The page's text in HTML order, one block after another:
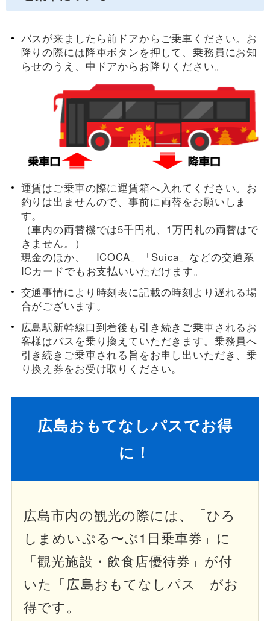
バスが来ましたら前ドアからご乗車ください。お
降りの際には降車ボタンを押して、乗務員にお知
らせのうえ、中ドアからお降りください。
運賃はご乗車の際に運賃箱へ入れてください。お
釣りは出ませんので、事前に両替をお願いしま
す。
（車内の両替機では5千円札、1万円札の両替はで
きません。）
現金のほか、「ICOCA」「Suica」などの交通系
ICカードでもお支払いいただけます。
交通事情により時刻表に記載の時刻より遅れる場
合がございます。
広島駅新幹線口到着後も引き続きご乗車されるお
客様はバスを乗り換えていただきます。乗務員へ
引き続きご乗車される旨をお申し出いただき、乗
り換え券をお受け取りください。
広島おもてなしパスでお得
に！
広島市内の観光の際には、「ひろ
しまめいぷる〜ぷ1日乗車券」に
「観光施設・飲食店優待券」が付
いた「広島おもてなしパス」がお
得です。